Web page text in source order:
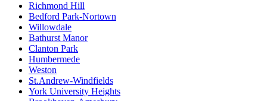
Richmond Hill
Bedford Park-Nortown
Willowdale
Bathurst Manor
Clanton Park
Humbermede
Weston
St.Andrew-Windfields
York University Heights